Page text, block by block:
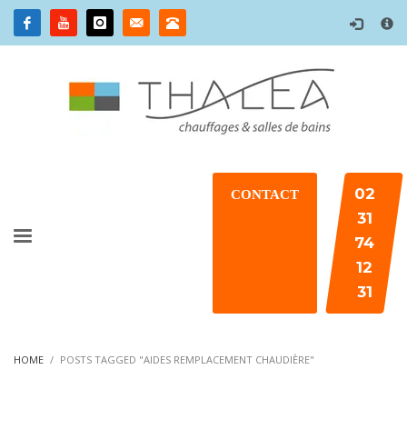
×
CONTACT
02
31
74
12
31
HOME POSTS TAGGED "AIDES REMPLACEMENT CHAUDIÈRE"